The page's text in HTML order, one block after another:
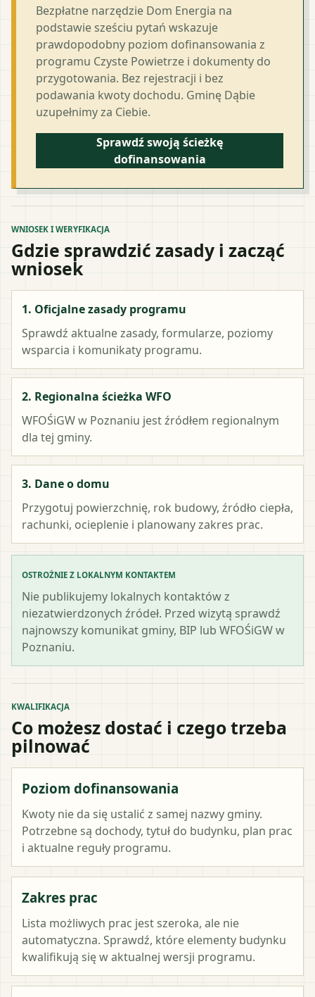
Bezpłatne narzędzie Dom Energia na
podstawie sześciu pytań wskazuje
prawdopodobny poziom dofinansowania z
programu Czyste Powietrze i dokumenty do
przygotowania. Bez rejestracji i bez
podawania kwoty dochodu. Gminę Dąbie
uzupełnimy za Ciebie.
Sprawdź swoją ścieżkę
dofinansowania
WNIOSEK I WERYFIKACJA
Gdzie sprawdzić zasady i zacząć
wniosek
1. Oficjalne zasady programu
Sprawdź aktualne zasady, formularze, poziomy
wsparcia i komunikaty programu.
2. Regionalna ścieżka WFO
WFOŚiGW w Poznaniu jest źródłem regionalnym
dla tej gminy.
3. Dane o domu
Przygotuj powierzchnię, rok budowy, źródło ciepła,
rachunki, ocieplenie i planowany zakres prac.
OSTROŻNIE Z LOKALNYM KONTAKTEM
Nie publikujemy lokalnych kontaktów z
niezatwierdzonych źródeł. Przed wizytą sprawdź
najnowszy komunikat gminy, BIP lub WFOŚiGW w
Poznaniu.
KWALIFIKACJA
Co możesz dostać i czego trzeba
pilnować
Poziom dofinansowania
Kwoty nie da się ustalić z samej nazwy gminy.
Potrzebne są dochody, tytuł do budynku, plan prac
i aktualne reguły programu.
Zakres prac
Lista możliwych prac jest szeroka, ale nie
automatyczna. Sprawdź, które elementy budynku
kwalifikują się w aktualnej wersji programu.